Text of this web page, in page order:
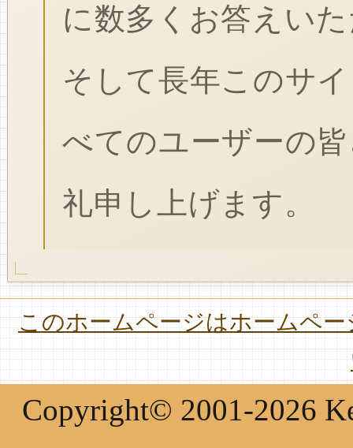
に数多くお答えい
そして長年このサ
べてのユーザーの
礼申し上げます。
このホームページはホームペ
Copyright© 2001-2026